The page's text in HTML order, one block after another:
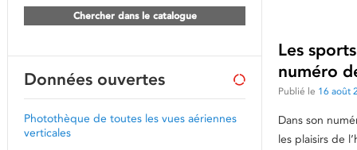
Les
numéro
Publié le 16 août
Dans son
les plaisirs de
Chercher dans le catalogue
Données ouvertes
Photothèque de toutes les vues aériennes
verticales